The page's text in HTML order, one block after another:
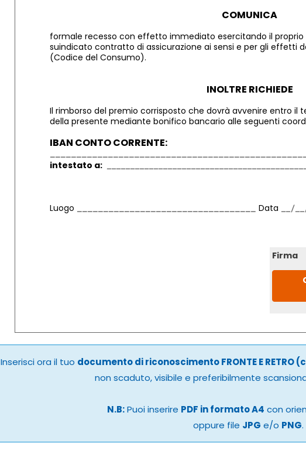
COMUNICA
formale recesso con effetto immediato esercitando il
suindicato contratto di assicurazione ai sensi e per gli effetti
(Codice del Consumo).
INOLTRE RICHIEDE
Il rimborso del premio corrisposto che dovrà avvenire entro il
della presente mediante bonifico bancario alle seguenti
IBAN CONTO CORRENTE:
intestato a:
Luogo Data
Firma
Inserisci ora il tuo documento di riconoscimento FRONTE E
non scaduto, visibile e preferibilmente
N.B:Puoi inserire PDF in formato A4 con
oppure file JPG e/o PNG.